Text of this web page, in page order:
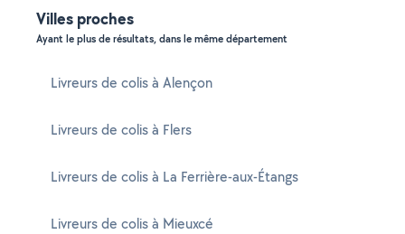
Villes proches
Ayant le plus de résultats, dans le même département
Livreurs de colis à Alençon
Livreurs de colis à Flers
Livreurs de colis à La Ferrière-aux-Étangs
Livreurs de colis à Mieuxcé